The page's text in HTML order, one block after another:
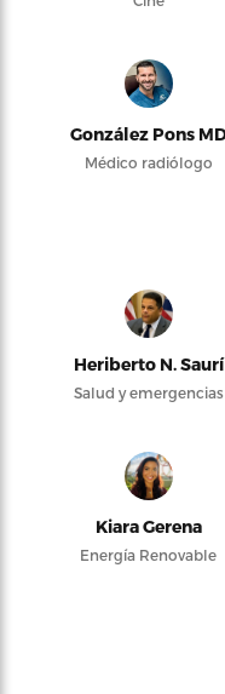
González Pons
Médico radiólogo
Heriberto N. Saurí
Salud y emergencias
Kiara Gerena
Energía Renovable